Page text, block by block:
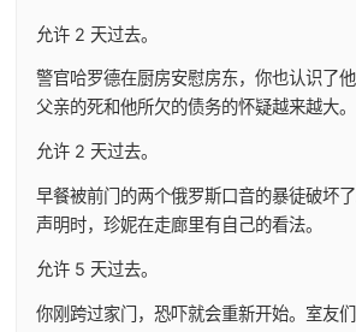
允许 2 天过去。
警官哈罗德在厨房安慰房东，你也认识了
父亲的死和他所欠的债务的怀疑越来越大。
允许 2 天过去。
早餐被前门的两个俄罗斯口音的暴徒破坏
声明时，珍妮在走廊里有自己的看法。
允许 5 天过去。
你刚跨过家门，恐吓就会重新开始。室友